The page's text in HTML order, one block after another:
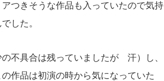
つきそうな作品も入っていたので気持
した。
不具合は残っていましたが 汗）し、
作品は初演の時から気になっていた